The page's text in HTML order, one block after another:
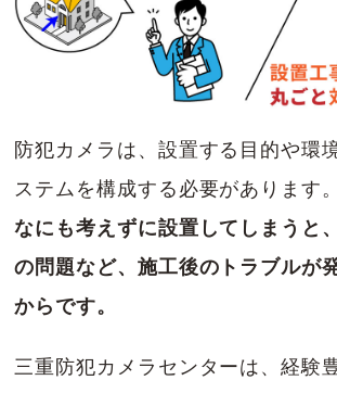
防犯カメラは、設置する目的や環
ステムを構成する必要があります。
なにも考えずに設置してしまうと
の問題など、施工後のトラブルが
からです。
三重防犯カメラセンターは、経験